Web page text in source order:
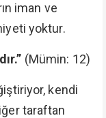
iman ve
yoktur.
(Mümin: 12)
kendi
taraftan